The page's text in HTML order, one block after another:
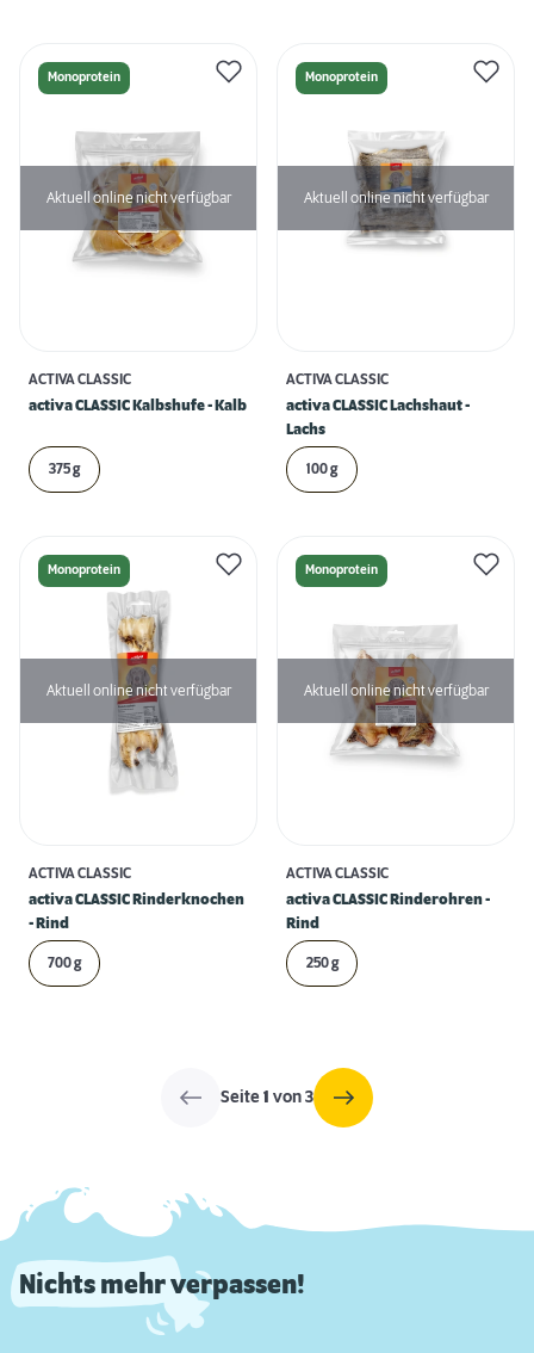
Monoprotein
Aktuell online nicht verfügbar
ACTIVA CLASSIC
activa CLASSIC Kalbshufe - Kalb
375 g
Monoprotein
Aktuell online nicht verfügbar
ACTIVA CLASSIC
activa CLASSIC Lachshaut -
Lachs
100 g
Monoprotein
Aktuell online nicht verfügbar
ACTIVA CLASSIC
activa CLASSIC Rinderknochen
- Rind
700 g
Monoprotein
Aktuell online nicht verfügbar
ACTIVA CLASSIC
activa CLASSIC Rinderohren -
Rind
250 g
Seite1 von 3
Nichts mehr verpassen!